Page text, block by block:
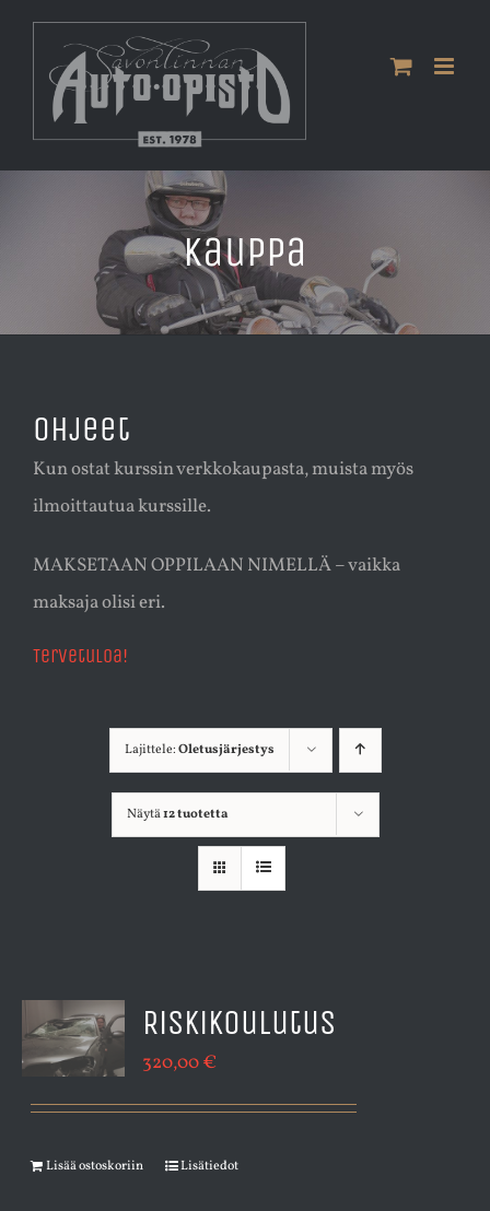
Skip
content
Kauppa
Ohjeet
Kun ostat kurssin verkkokaupasta, muista myös
ilmoittautua kurssille.
MAKSETAAN OPPILAAN NIMELLÄ – vaikka
maksaja olisi eri.
Tervetuloa!
Lajittele:Oletusjärjestys
Näytä12 tuotetta
Riskikoulutus
320,00€
Lisää ostoskoriin Lisätiedot